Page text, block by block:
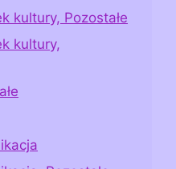
kultury, Pozostałe
kultury,